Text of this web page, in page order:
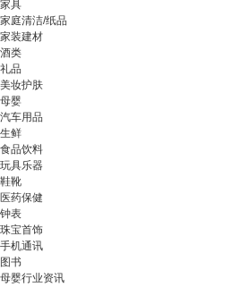
家具
家庭清洁/纸品
家装建材
酒类
礼品
美妆护肤
母婴
汽车用品
生鲜
食品饮料
玩具乐器
鞋靴
医药保健
钟表
珠宝首饰
手机通讯
图书
母婴行业资讯